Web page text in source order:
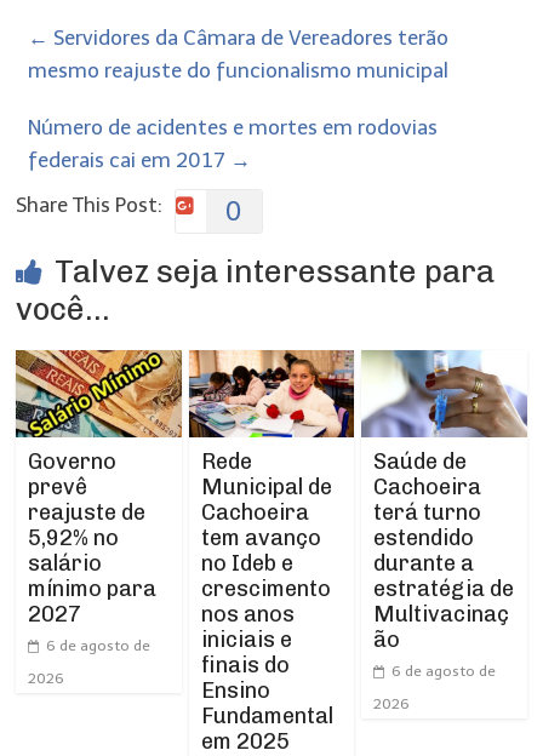
← Servidores da Câmara de Vereadores terão
mesmo reajuste do funcionalismo municipal
Número de acidentes e mortes em rodovias
federais cai em 2017 →
Share This Post:
0
Talvez seja interessante para
você...
Governo
prevê
reajuste de
5,92% no
salário
mínimo para
2027
6 de agosto de
2026
Rede
Municipal de
Cachoeira
tem avanço
no Ideb e
crescimento
nos anos
iniciais e
finais do
Ensino
Fundamental
em 2025
Saúde de
Cachoeira
terá turno
estendido
durante a
estratégia de
Multivacinaç
ão
6 de agosto de
2026